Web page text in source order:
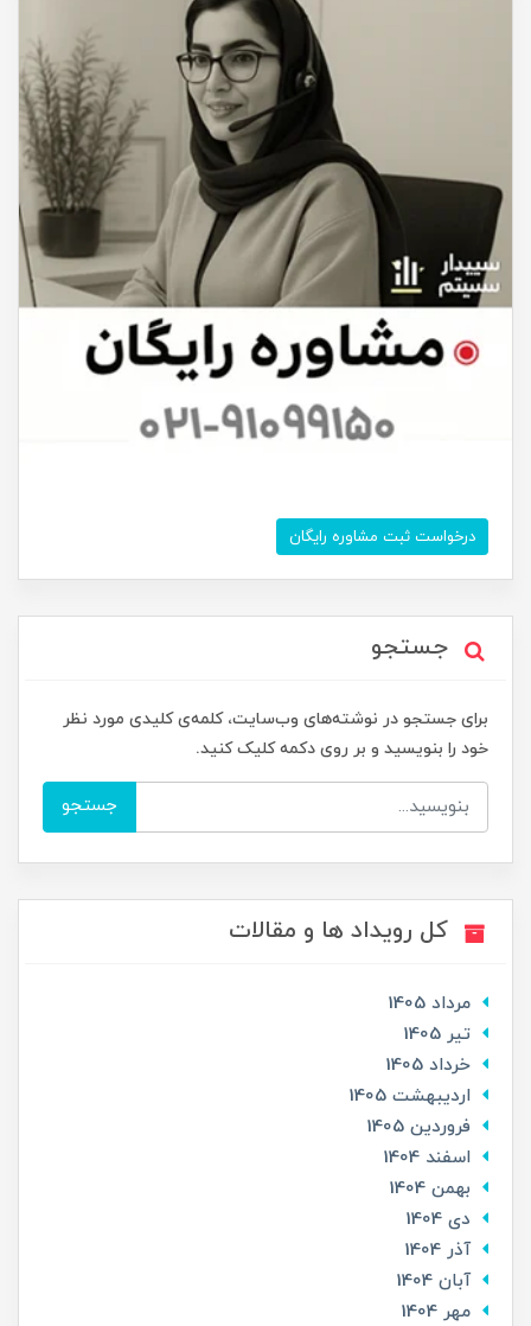
درخواست ثبت مشاوره رایگان
جستجو
برای جستجو در نوشته‌های وب‌سایت، کلمه‌ی کلیدی مورد نظر
خود را بنویسید و بر روی دکمه کلیک کنید.
جستجو
کل رویداد ها و مقالات
مرداد 1405
تير 1405
خرداد 1405
ارديبهشت 1405
فروردین 1405
اسفند 1404
بهمن 1404
دی 1404
آذر 1404
آبان 1404
مهر 1404